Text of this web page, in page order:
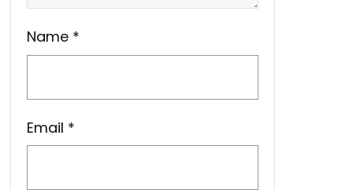
Name *
Email *